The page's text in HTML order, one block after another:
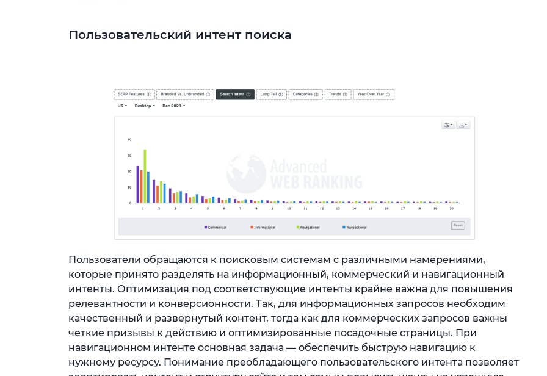
Пользовательский интент поиска
Пользователи обращаются к поисковым системам с различными намерениями,
которые принято разделять на информационный, коммерческий и навигационный
интенты. Оптимизация под соответствующие интенты крайне важна для повышения
релевантности и конверсионности. Так, для информационных запросов необходим
качественный и развернутый контент, тогда как для коммерческих запросов важны
четкие призывы к действию и оптимизированные посадочные страницы. При
навигационном интенте основная задача — обеспечить быструю навигацию к
нужному ресурсу. Понимание преобладающего пользовательского интента позволяет